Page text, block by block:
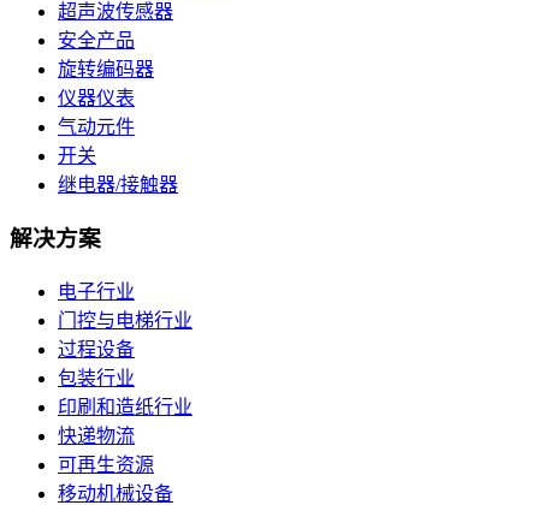
超声波传感器
安全产品
旋转编码器
仪器仪表
气动元件
开关
继电器/接触器
解决方案
电子行业
门控与电梯行业
过程设备
包装行业
印刷和造纸行业
快递物流
可再生资源
移动机械设备